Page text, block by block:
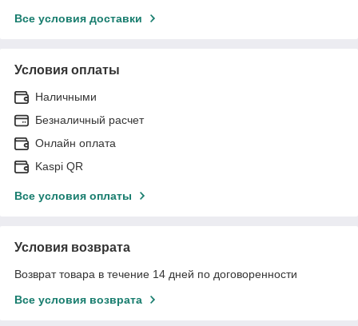
Все условия доставки
Условия оплаты
Наличными
Безналичный расчет
Онлайн оплата
Kaspi QR
Все условия оплаты
Условия возврата
Возврат товара в течение 14 дней по договоренности
Все условия возврата